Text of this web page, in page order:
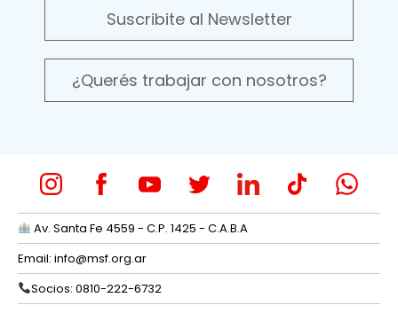
Suscribite al Newsletter
¿Querés trabajar con nosotros?
Av. Santa Fe 4559 - C.P. 1425 - C.A.B.A
Email: info@msf.org.ar
Socios: 0810-222-6732